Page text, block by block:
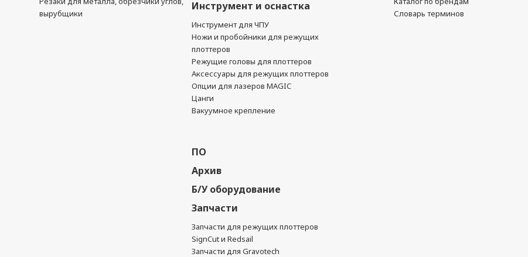
вырубщики
Инструмент и оснастка
Инструмент для ЧПУ
Ножи и пробойники для режущих
плоттеров
Режущие головы для плоттеров
Аксессуары для режущих плоттеров
Опции для лазеров MAGIC
Цанги
Вакуумное крепление
ПО
Архив
Б/У оборудование
Запчасти
Запчасти для режущих плоттеров
SignCut и Redsail
Запчасти для Gravotech
Словарь терминов